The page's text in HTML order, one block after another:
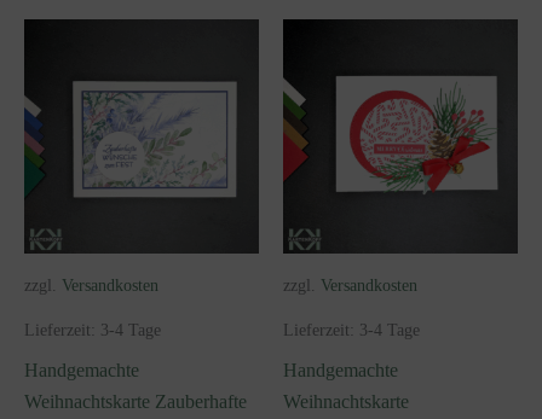
zzgl. Versandkosten
Lieferzeit: 3-4 Tage
Handgemachte
Weihnachtskarte Zauberhafte
zzgl. Versandkosten
Lieferzeit: 3-4 Tage
Handgemachte
Weihnachtskarte